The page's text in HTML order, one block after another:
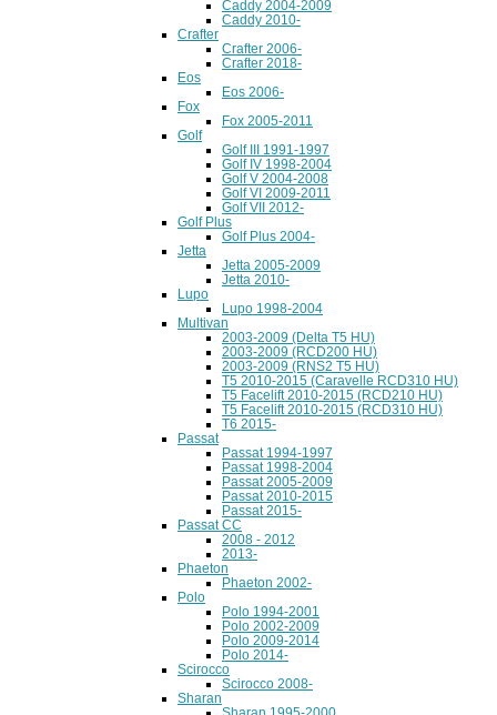
Caddy 2004-2009
Caddy 2010-
Crafter
Crafter 2006-
Crafter 2018-
Eos
Eos 2006-
Fox
Fox 2005-2011
Golf
Golf III 1991-1997
Golf IV 1998-2004
Golf V 2004-2008
Golf VI 2009-2011
Golf VII 2012-
Golf Plus
Golf Plus 2004-
Jetta
Jetta 2005-2009
Jetta 2010-
Lupo
Lupo 1998-2004
Multivan
2003-2009 (Delta T5 HU)
2003-2009 (RCD200 HU)
2003-2009 (RNS2 T5 HU)
T5 2010-2015 (Caravelle RCD310 HU)
T5 Facelift 2010-2015 (RCD210 HU)
T5 Facelift 2010-2015 (RCD310 HU)
T6 2015-
Passat
Passat 1994-1997
Passat 1998-2004
Passat 2005-2009
Passat 2010-2015
Passat 2015-
Passat CC
2008 - 2012
2013-
Phaeton
Phaeton 2002-
Polo
Polo 1994-2001
Polo 2002-2009
Polo 2009-2014
Polo 2014-
Scirocco
Scirocco 2008-
Sharan
Sharan 1995-2000